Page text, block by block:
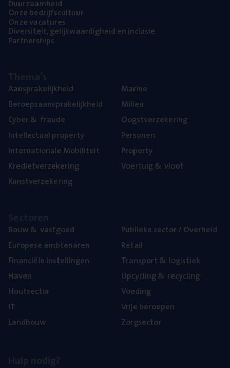
Duur­zaam­heid
Onze bedrijfs­cul­tuur
Onze vaca­tu­res
Diver­si­teit, gelijk­waar­dig­heid en inclusie
Part­ner­ships
Aan­spra­ke­lijk­heid
Beroeps­aan­spra­ke­lijk­heid
Cyber& fraude
Intel­lec­tu­al property
Inter­na­ti­o­na­le Mobiliteit
Kre­diet­ver­ze­ke­ring
Kunst­ver­ze­ke­ring
Mari­ne
Mili­eu
Oogst­ver­ze­ke­ring
Per­so­nen
Pro­per­ty
Voer­tuig& vloot
Bouw& vastgoed
Euro­pe­se ambtenaren
Finan­ci­ë­le instellingen
Haven
Hout­sec­tor
IT
Land­bouw
Publie­ke sec­tor / Overheid
Retail
Trans­port& logistiek
Upcy­cling& recycling
Voe­ding
Vrije beroe­pen
Zorg­sec­tor